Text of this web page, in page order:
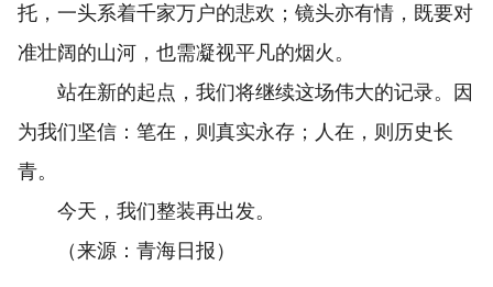
托，一头系着千家万户的悲欢；镜头亦有情，既要对
准壮阔的山河，也需凝视平凡的烟火。
站在新的起点，我们将继续这场伟大的记录。因
为我们坚信：笔在，则真实永存；人在，则历史长
青。
今天，我们整装再出发。
（来源：青海日报）